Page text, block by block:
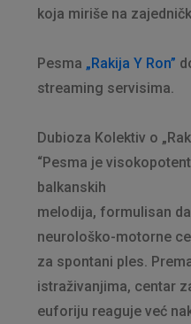
koja miriše na
Pesma „Rakija Y Ron”
streaming servisima.
Dubioza Kolektiv o
“Pesma je
balkanskih
melodija, formulisan
neurološko-motorne
za spontani ples.
istraživanjima, centar
euforiju reaguje već